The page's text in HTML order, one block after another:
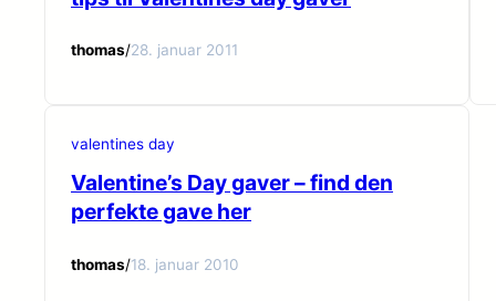
thomas/28. januar 2011
valentines day
Valentine’s Day gaver – find den
perfekte gave her
thomas/18. januar 2010